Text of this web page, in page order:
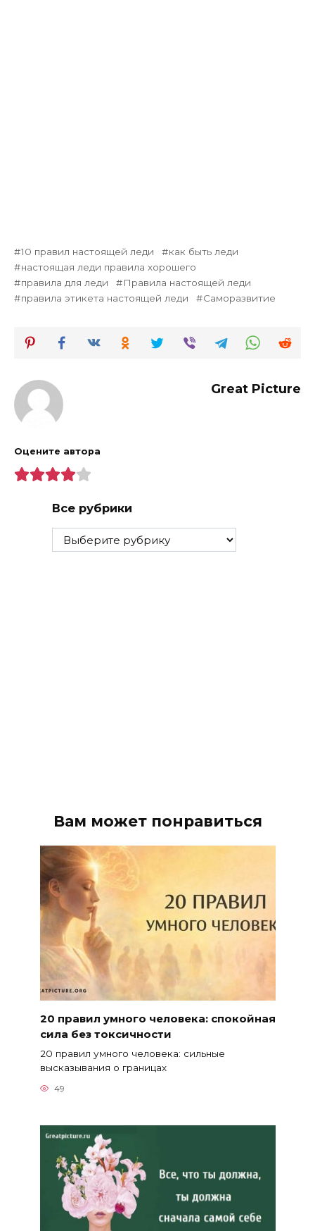
10 правил настоящей леди
как быть леди
настоящая леди правила хорошего
правила для леди
Правила настоящей леди
правила этикета настоящей леди
Саморазвитие
Great Picture
Оцените автора
Все рубрики
Все
рубрики
Вам может понравиться
20 правил умного человека: спокойная
сила без токсичности
20 правил умного человека: сильные
высказывания о границах
49